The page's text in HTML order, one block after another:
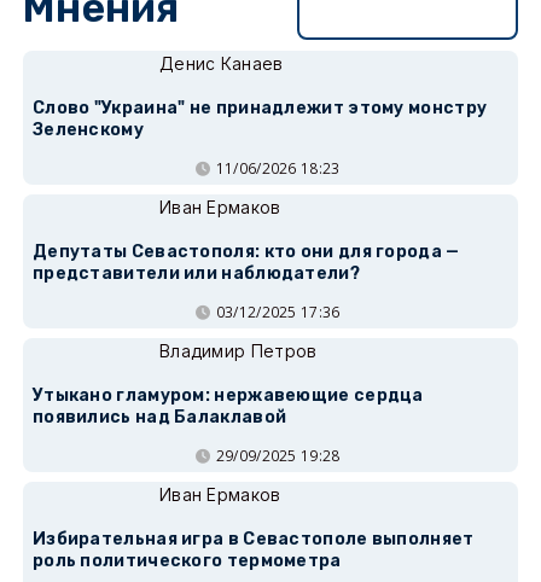
Денис Канаев
Слово "Украина" не принадлежит этому монстру
Зеленскому
11/06/2026 18:23
Иван Ермаков
Депутаты Севастополя: кто они для города —
представители или наблюдатели?
03/12/2025 17:36
Владимир Петров
Утыкано гламуром: нержавеющие сердца
появились над Балаклавой
29/09/2025 19:28
Иван Ермаков
Избирательная игра в Севастополе выполняет
роль политического термометра